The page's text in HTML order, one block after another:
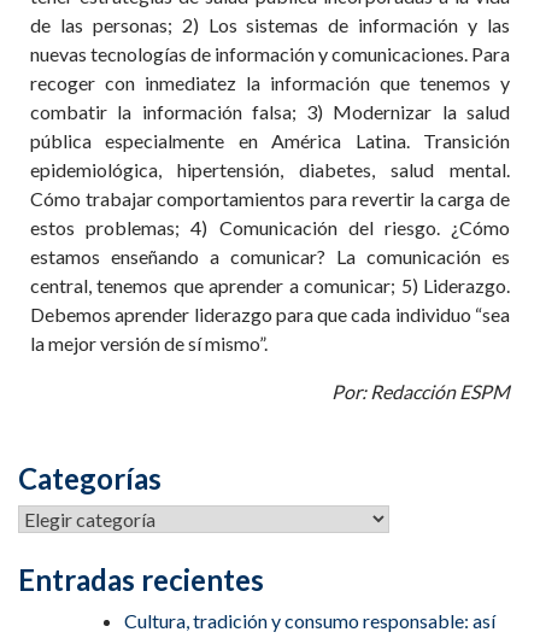
de las personas; 2) Los sistemas de información y las
nuevas tecnologías de información y comunicaciones. Para
recoger con inmediatez la información que tenemos y
combatir la información falsa; 3) Modernizar la salud
pública especialmente en América Latina. Transición
epidemiológica, hipertensión, diabetes, salud mental.
Cómo trabajar comportamientos para revertir la carga de
estos problemas; 4) Comunicación del riesgo. ¿Cómo
estamos enseñando a comunicar? La comunicación es
central, tenemos que aprender a comunicar; 5) Liderazgo.
Debemos aprender liderazgo para que cada individuo “sea
la mejor versión de sí mismo”.
Por: Redacción ESPM
Categorías
Entradas recientes
Cultura, tradición y consumo responsable: así